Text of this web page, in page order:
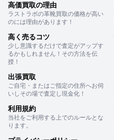
高価買取の理由
ラストラボの革靴買取の価格が高い
のには理由があります！
高く売るコツ
少し意識するだけで査定がアップす
るかもしれません！その方法を伝
授！
出張買取
ご自宅・またはご指定の住所へお伺
いしその場で査定し現金化！
利用規約
当社をご利用する上でのルールとな
ります。